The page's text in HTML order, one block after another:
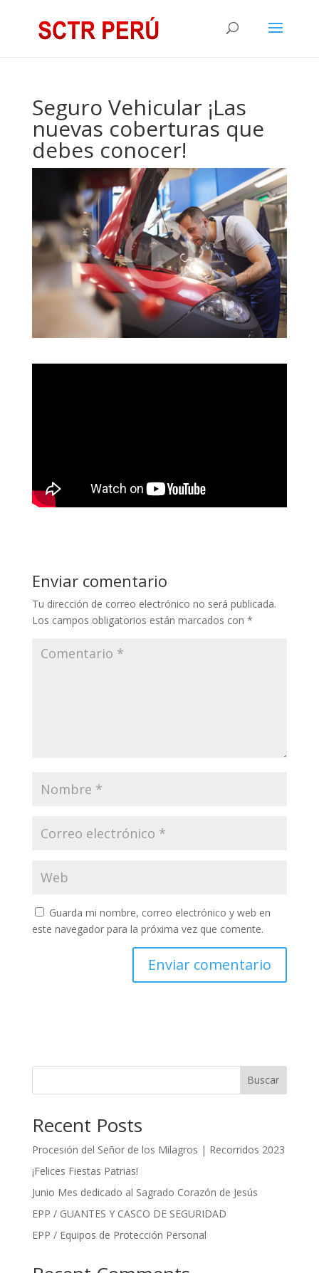
Seguro Vehicular ¡Las
nuevas coberturas que
debes conocer!
Enviar comentario
Tu dirección de correo electrónico no será publicada.
Los campos obligatorios están marcados con *
Guarda mi nombre, correo electrónico y web en
este navegador para la próxima vez que comente.
Buscar
Recent Posts
Procesión del Señor de los Milagros | Recorridos 2023
¡Felices Fiestas Patrias!
Junio Mes dedicado al Sagrado Corazón de Jesús
EPP / GUANTES Y CASCO DE SEGURIDAD
EPP / Equipos de Protección Personal